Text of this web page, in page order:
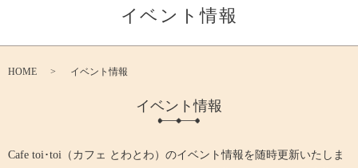
イベント情報
HOME イベント情報
イベント情報
Cafe toi･toi（カフェ とわとわ）のイベント情報を随時更新いたしま